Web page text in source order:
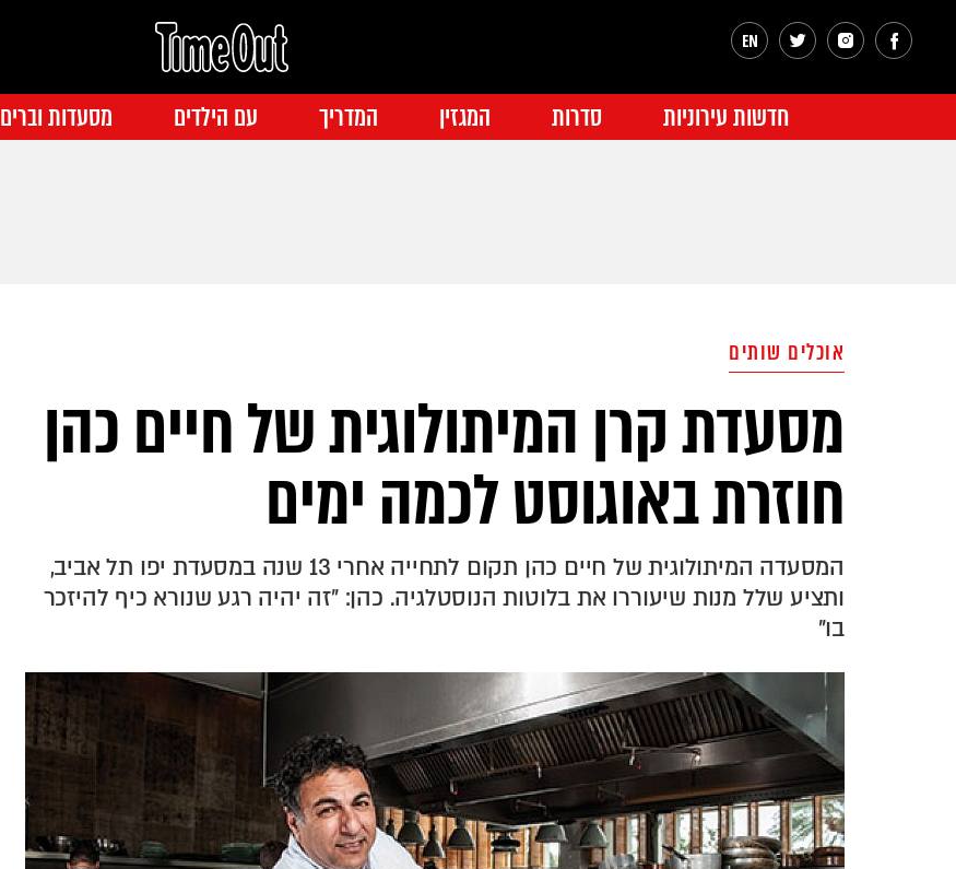
חדשות עירוניות סדרות המגזין המדריך עם הילדים מסעדות וברים
אוכלים שותים
מסעדת קרן המיתולוגית של חיים כהן
חוזרת באוגוסט לכמה ימים
המסעדה המיתולוגית של חיים כהן תקום לתחייה אחרי 13 שנה במסעדת יפו תל אביב,
ותציע שלל מנות שיעוררו את בלוטות הנוסטלגיה. כהן: "זה יהיה רגע שנורא כיף להיזכר
בו"